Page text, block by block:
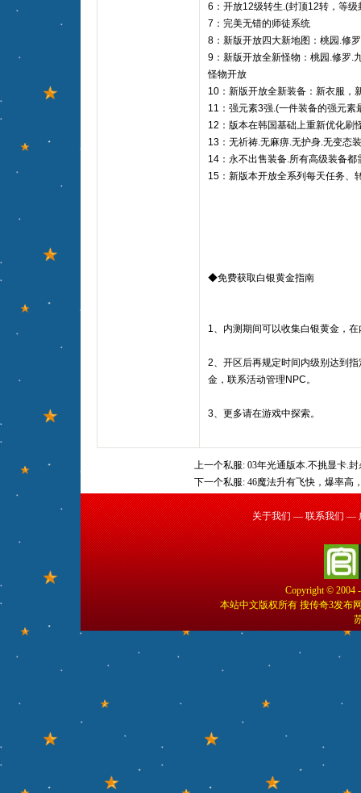
6：开放12级转生.(封顶12转，等
7：完美无错的师徒系统
8：新版开放四大新地图：桃园.修
9：新版开放全新怪物：桃园.修罗.
怪物开放
10：新版开放全新装备：新衣服，
11：强元素3强.(一件装备的强元素
12：版本在韩国基础上重新优化刷
13：无祈祷.无麻痹.无护身.无变态
14：永不出售装备.所有高级装备都
15：新版本开放全系列每天任务、
◆免费获取白银黄金指南
1、内测期间可以收集白银黄金，
2、开区后再规定时间内级别达到
金，联系活动管理NPC。
3、更多请在游戏中探索。
上一个私服: 03年光通版本.不挑显卡.封
下一个私服: 46魔法升有飞快，爆率高
关于我们 — 联系我们 —
Copyright © 2004
本站中文版权所有 搜传奇3发布